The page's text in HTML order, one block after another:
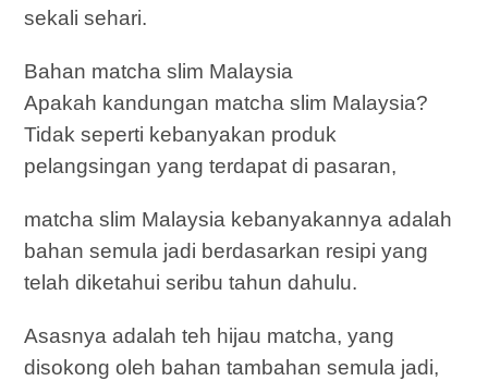
sekali sehari.
Bahan matcha slim Malaysia
Apakah kandungan matcha slim Malaysia?
Tidak seperti kebanyakan produk
pelangsingan yang terdapat di pasaran,
matcha slim Malaysia kebanyakannya adalah
bahan semula jadi berdasarkan resipi yang
telah diketahui seribu tahun dahulu.
Asasnya adalah teh hijau matcha, yang
disokong oleh bahan tambahan semula jadi,